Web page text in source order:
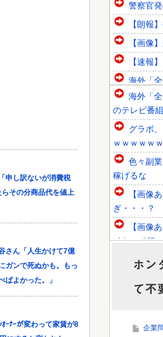
警察官
【朗報
【画像
【速報
海外「
韓国人
韓国人
韓国人
Powered by
海外「
のテレビ番
グラボ
ｗｗｗｗｗ
色々副
稼げるな
【画像
ぎ・・・？
【画像
イト」で行
日本「
漏れて爆発
【恐怖
ホン
て不
企業
申し訳ないが消費税
その分商品代を値上
さん「人生かけて7億
ガンで死ぬかも。もっ
ばよかった。」
ｵｰﾅｰが変わって家賃が8